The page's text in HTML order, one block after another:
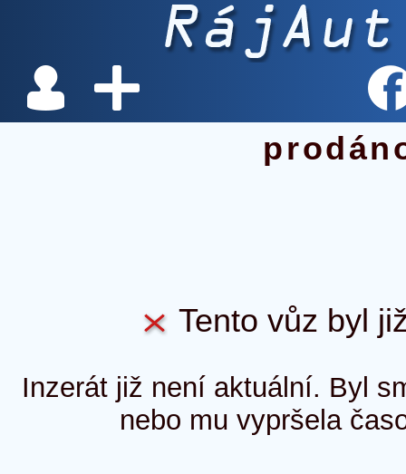
Tento vůz byl
Inzerát již není aktuální. Byl
nebo mu vypršela